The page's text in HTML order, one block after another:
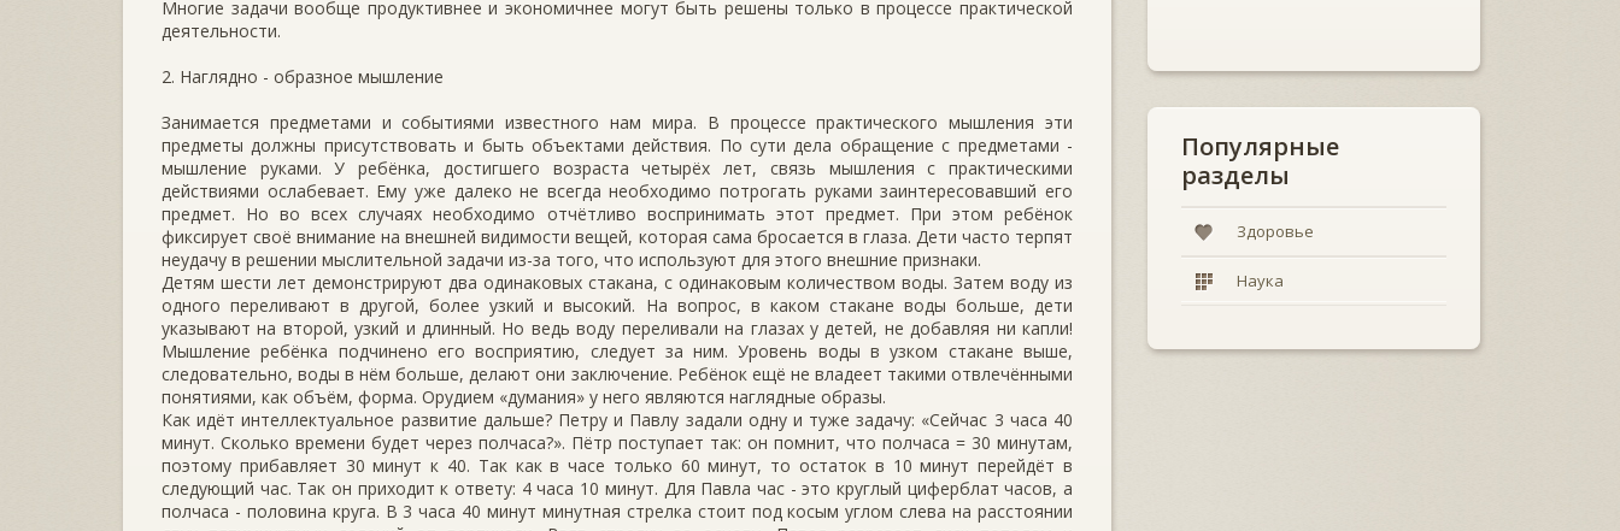
Многие задачи вообще продуктивнее и экономичнее могут быть решены только в процессе практической
деятельности.
2. Наглядно - образное мышление
Занимается предметами и событиями известного нам мира. В процессе практического мышления эти
предметы должны присутствовать и быть объектами действия. По сути дела обращение с предметами -
мышление руками. У ребёнка, достигшего возраста четырёх лет, связь мышления с практическими
действиями ослабевает. Ему уже далеко не всегда необходимо потрогать руками заинтересовавший его
предмет. Но во всех случаях необходимо отчётливо воспринимать этот предмет. При этом ребёнок
фиксирует своё внимание на внешней видимости вещей, которая сама бросается в глаза. Дети часто терпят
неудачу в решении мыслительной задачи из-за того, что используют для этого внешние признаки.
Детям шести лет демонстрируют два одинаковых стакана, с одинаковым количеством воды. Затем воду из
одного переливают в другой, более узкий и высокий. На вопрос, в каком стакане воды больше, дети
указывают на второй, узкий и длинный. Но ведь воду переливали на глазах у детей, не добавляя ни капли!
Мышление ребёнка подчинено его восприятию, следует за ним. Уровень воды в узком стакане выше,
следовательно, воды в нём больше, делают они заключение. Ребёнок ещё не владеет такими отвлечёнными
понятиями, как объём, форма. Орудием «думания» у него являются наглядные образы.
Как идёт интеллектуальное развитие дальше? Петру и Павлу задали одну и туже задачу: «Сейчас 3 часа 40
минут. Сколько времени будет через полчаса?». Пётр поступает так: он помнит, что полчаса = 30 минутам,
поэтому прибавляет 30 минут к 40. Так как в часе только 60 минут, то остаток в 10 минут перейдёт в
следующий час. Так он приходит к ответу: 4 часа 10 минут. Для Павла час - это круглый циферблат часов, а
полчаса - половина круга. В 3 часа 40 минут минутная стрелка стоит под косым углом слева на расстоянии
Популярные
разделы
Здоровье
Наука